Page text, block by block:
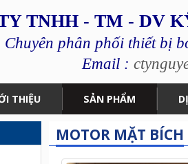
TNHH - TM - DV
Chuyên phân phối thiết bị
Email :
THIỆU SẢN PHẨM
MOTOR MẶT BÍCH